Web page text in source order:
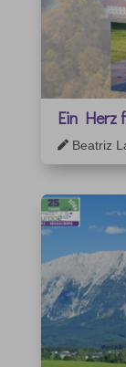
Ein Herz
 Beatriz